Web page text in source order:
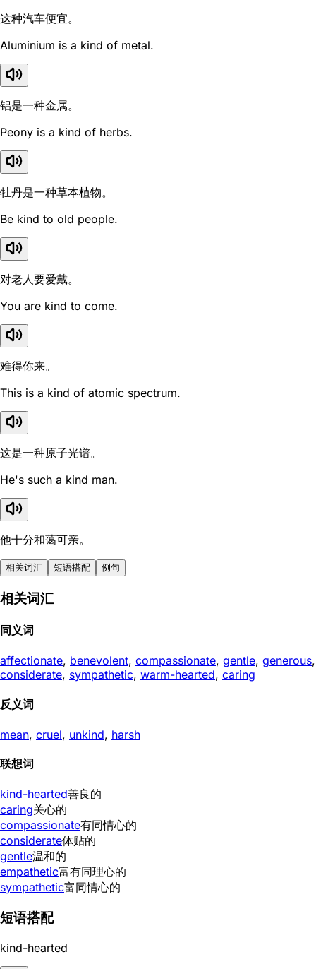
这种汽车便宜。
Aluminium is a kind of metal.
铝是一种金属。
Peony is a kind of herbs.
牡丹是一种草本植物。
Be kind to old people.
对老人要爱戴。
You are kind to come.
难得你来。
This is a kind of atomic spectrum.
这是一种原子光谱。
He's such a kind man.
他十分和蔼可亲。
相关词汇 短语搭配 例句
相关词汇
同义词
affectionate, benevolent, compassionate, gentle, generous,
considerate, sympathetic, warm-hearted, caring
反义词
mean, cruel, unkind, harsh
联想词
kind-hearted善良的
caring关心的
compassionate有同情心的
considerate体贴的
gentle温和的
empathetic富有同理心的
sympathetic富同情心的
短语搭配
kind-hearted